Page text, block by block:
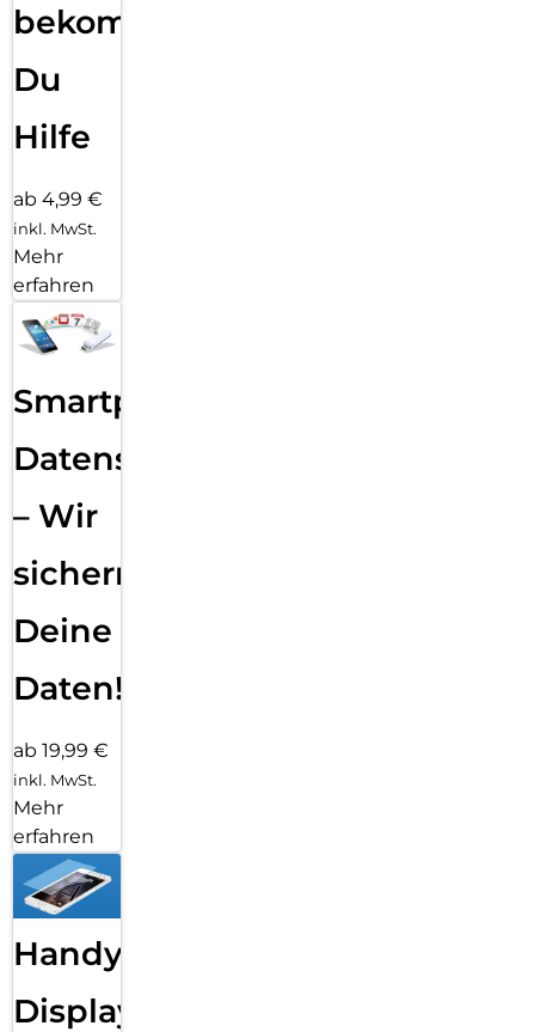
bekommst
Du
Hilfe
ab 4,99 €
inkl. MwSt.
Mehr
erfahren
Smartphone
Datensicherung
– Wir
sichern
Deine
Daten!
ab 19,99 €
inkl. MwSt.
Mehr
erfahren
Handy
Displayfolie